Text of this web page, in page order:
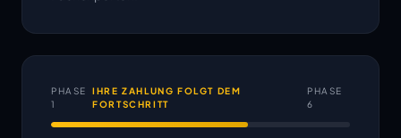
PHASE
1
IHRE ZAHLUNG FOLGT DEM
FORTSCHRITT
PHASE
6